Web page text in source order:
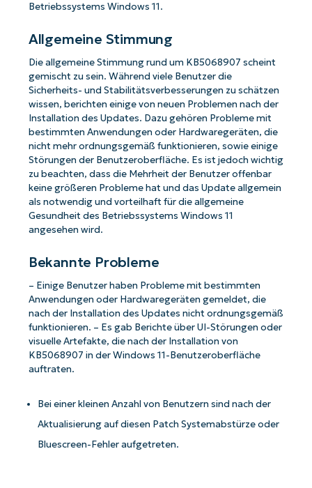
Betriebssystems Windows 11.
Allgemeine Stimmung
Die allgemeine Stimmung rund um KB5068907 scheint
gemischt zu sein. Während viele Benutzer die
Sicherheits- und Stabilitätsverbesserungen zu schätzen
wissen, berichten einige von neuen Problemen nach der
Installation des Updates. Dazu gehören Probleme mit
bestimmten Anwendungen oder Hardwaregeräten, die
nicht mehr ordnungsgemäß funktionieren, sowie einige
Störungen der Benutzeroberfläche. Es ist jedoch wichtig
zu beachten, dass die Mehrheit der Benutzer offenbar
keine größeren Probleme hat und das Update allgemein
als notwendig und vorteilhaft für die allgemeine
Gesundheit des Betriebssystems Windows 11
angesehen wird.
Bekannte Probleme
– Einige Benutzer haben Probleme mit bestimmten
Anwendungen oder Hardwaregeräten gemeldet, die
nach der Installation des Updates nicht ordnungsgemäß
funktionieren. – Es gab Berichte über UI-Störungen oder
visuelle Artefakte, die nach der Installation von
KB5068907 in der Windows 11-Benutzeroberfläche
auftraten.
Bei einer kleinen Anzahl von Benutzern sind nach der
Aktualisierung auf diesen Patch Systemabstürze oder
Bluescreen-Fehler aufgetreten.